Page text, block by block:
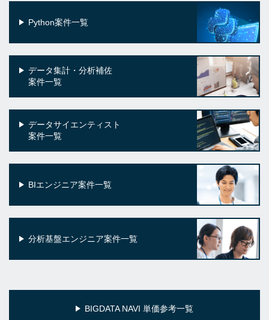
Python案件一覧
データ集計・分析補佐
案件一覧
データサイエンティスト
案件一覧
BIエンジニア案件一覧
分析基盤エンジニア案件一覧
BIGDATA NAVI 単価参考一覧